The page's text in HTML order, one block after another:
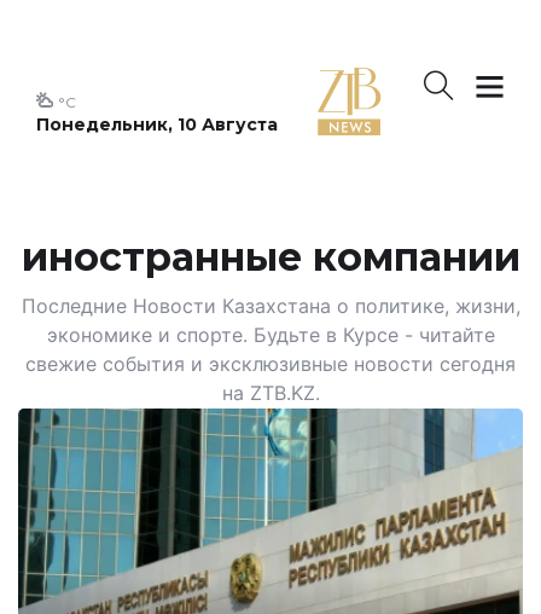
Понедельник, 10 Августа
°C
иностранные компании
Последние Новости Казахстана о политике, жизни,
экономике и спорте. Будьте в Курсе - читайте
свежие события и эксклюзивные новости сегодня
на ZTB.KZ.